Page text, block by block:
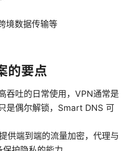
境数据传输等
的要点
吞吐的日常使用，VPN通常是
是偶尔解锁，Smart DNS 可
供端到端的流量加密，代理与